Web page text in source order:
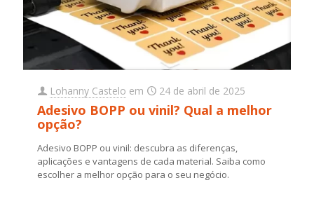
Lohanny Castelo em 24 de abril de 2025
Adesivo BOPP ou vinil? Qual a melhor
opção?
Adesivo BOPP ou vinil: descubra as diferenças,
aplicações e vantagens de cada material. Saiba como
escolher a melhor opção para o seu negócio.